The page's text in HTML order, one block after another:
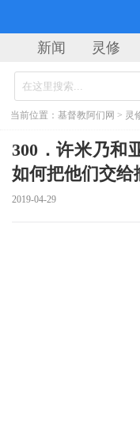
新闻 灵修
当前位置： 基督教阿们网 > 灵
300．许米乃和
如何把他们交给
2019-04-29